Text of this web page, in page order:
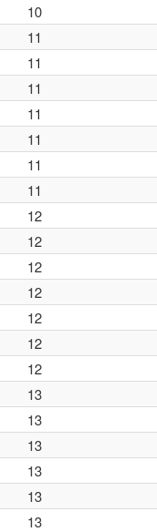
10
11
11
11
11
11
11
11
12
12
12
12
12
12
12
13
13
13
13
13
13